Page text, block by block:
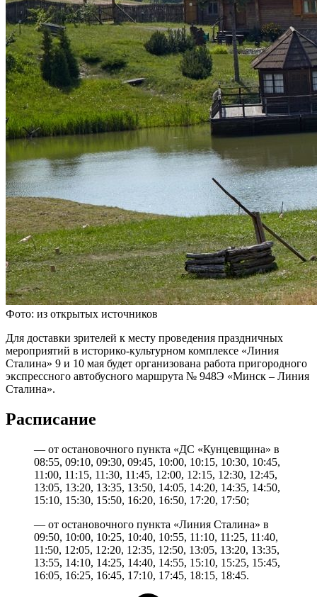
Фото: из открытых источников
Для доставки зрителей к месту проведения праздничных
мероприятий в историко-культурном комплексе «Линия
Сталина» 9 и 10 мая будет организована работа пригородного
экспрессного автобусного маршрута № 948Э «Минск – Линия
Сталина».
Расписание
— от остановочного пункта «ДС «Кунцевщина» в
08:55, 09:10, 09:30, 09:45, 10:00, 10:15, 10:30, 10:45,
11:00, 11:15, 11:30, 11:45, 12:00, 12:15, 12:30, 12:45,
13:05, 13:20, 13:35, 13:50, 14:05, 14:20, 14:35, 14:50,
15:10, 15:30, 15:50, 16:20, 16:50, 17:20, 17:50;
— от остановочного пункта «Линия Сталина» в
09:50, 10:00, 10:25, 10:40, 10:55, 11:10, 11:25, 11:40,
11:50, 12:05, 12:20, 12:35, 12:50, 13:05, 13:20, 13:35,
13:55, 14:10, 14:25, 14:40, 14:55, 15:10, 15:25, 15:45,
16:05, 16:25, 16:45, 17:10, 17:45, 18:15, 18:45.